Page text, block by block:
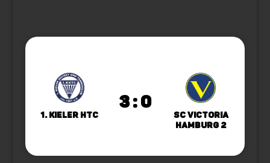
1. Kieler HTC
3 : 0
SC Victoria
Hamburg 2